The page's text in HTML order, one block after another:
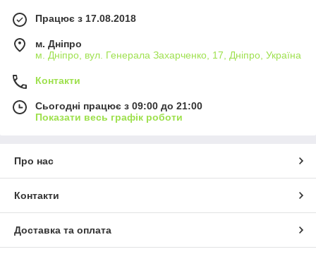
Працює з 17.08.2018
м. Дніпро
м. Дніпро, вул. Генерала Захарченко, 17, Дніпро, Україна
Контакти
Сьогодні працює з 09:00 до 21:00
Показати весь графік роботи
Про нас
Контакти
Доставка та оплата